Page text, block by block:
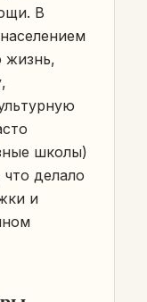
В
жизнь,
школы)
делало
и